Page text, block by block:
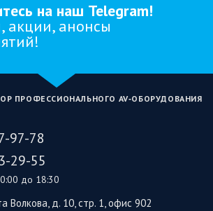
на наш Telegram!
акции, анонсы
ПРОФЕССИОНАЛЬНОГО AV‑ОБОРУДОВАНИЯ
97-78
29-55
до 18:30
Волкова, д. 10, стр. 1, офис 902